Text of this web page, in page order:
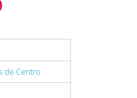
de Centro